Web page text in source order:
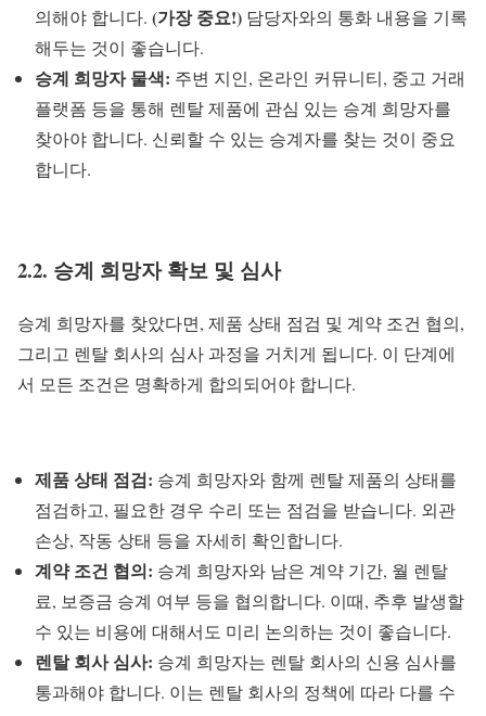
의해야 합니다. (가장 중요!) 담당자와의 통화 내용을 기록
해두는 것이 좋습니다.
승계 희망자 물색: 주변 지인, 온라인 커뮤니티, 중고 거래
플랫폼 등을 통해 렌탈 제품에 관심 있는 승계 희망자를
찾아야 합니다. 신뢰할 수 있는 승계자를 찾는 것이 중요
합니다.
2.2. 승계 희망자 확보 및 심사
승계 희망자를 찾았다면, 제품 상태 점검 및 계약 조건 협의,
그리고 렌탈 회사의 심사 과정을 거치게 됩니다. 이 단계에
서 모든 조건은 명확하게 합의되어야 합니다.
제품 상태 점검: 승계 희망자와 함께 렌탈 제품의 상태를
점검하고, 필요한 경우 수리 또는 점검을 받습니다. 외관
손상, 작동 상태 등을 자세히 확인합니다.
계약 조건 협의: 승계 희망자와 남은 계약 기간, 월 렌탈
료, 보증금 승계 여부 등을 협의합니다. 이때, 추후 발생할
수 있는 비용에 대해서도 미리 논의하는 것이 좋습니다.
렌탈 회사 심사: 승계 희망자는 렌탈 회사의 신용 심사를
통과해야 합니다. 이는 렌탈 회사의 정책에 따라 다를 수